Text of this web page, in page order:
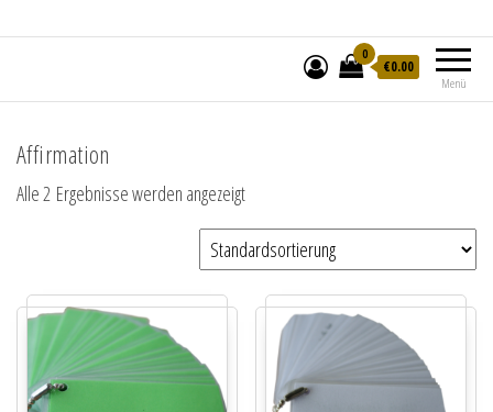
Menü
0
€0.00
Affirmation
Alle 2 Ergebnisse werden angezeigt